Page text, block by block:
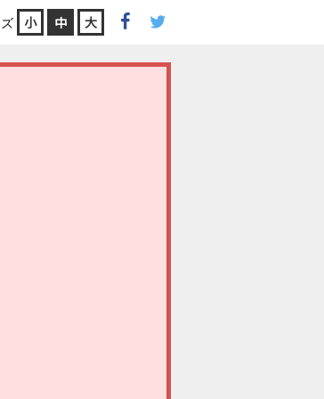
小 中 大